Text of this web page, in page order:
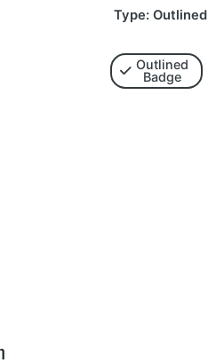
Type: Outlined
Outlined
Badge